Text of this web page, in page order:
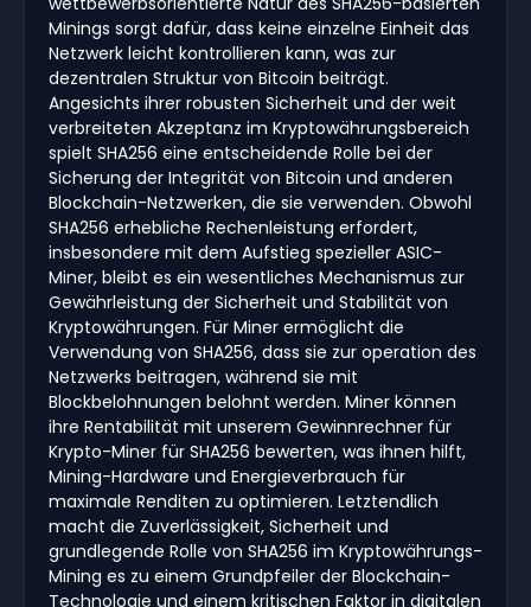
Minings sorgt dafür, dass keine einzelne Einheit das
Netzwerk leicht kontrollieren kann, was zur
dezentralen Struktur von Bitcoin beiträgt.
Angesichts ihrer robusten Sicherheit und der weit
verbreiteten Akzeptanz im Kryptowährungsbereich
spielt SHA256 eine entscheidende Rolle bei der
Sicherung der Integrität von Bitcoin und anderen
Blockchain-Netzwerken, die sie verwenden. Obwohl
SHA256 erhebliche Rechenleistung erfordert,
insbesondere mit dem Aufstieg spezieller ASIC-
Miner, bleibt es ein wesentliches Mechanismus zur
Gewährleistung der Sicherheit und Stabilität von
Kryptowährungen. Für Miner ermöglicht die
Verwendung von SHA256, dass sie zur operation des
Netzwerks beitragen, während sie mit
Blockbelohnungen belohnt werden. Miner können
ihre Rentabilität mit unserem Gewinnrechner für
Krypto-Miner für SHA256 bewerten, was ihnen hilft,
Mining-Hardware und Energieverbrauch für
maximale Renditen zu optimieren. Letztendlich
macht die Zuverlässigkeit, Sicherheit und
grundlegende Rolle von SHA256 im Kryptowährungs-
Mining es zu einem Grundpfeiler der Blockchain-
Technologie und einem kritischen Faktor in digitalen